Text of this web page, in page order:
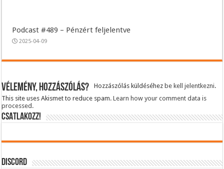
Podcast #489 – Pénzért feljelentve
2025-04-09
Vélemény, hozzászólás? Hozzászólás küldéséhez be kell jelentkezni.
This site uses Akismet to reduce spam.Learn how your comment data is
processed.
CSATLAKOZZ!
DISCORD